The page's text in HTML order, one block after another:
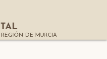
DE MURCIA